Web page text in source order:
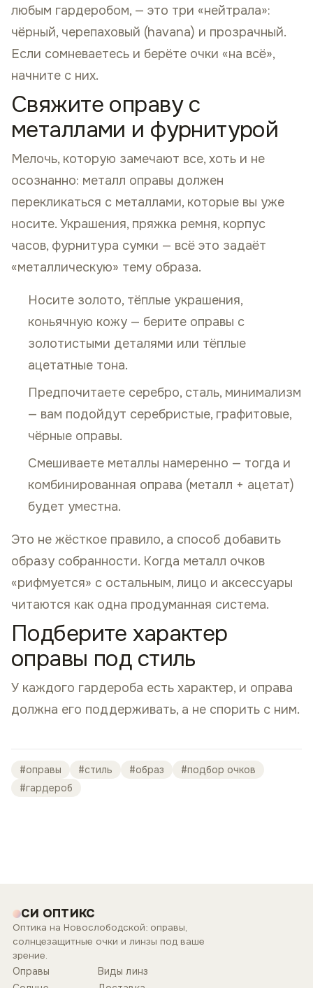
любым гардеробом, — это три «нейтрала»:
чёрный, черепаховый (havana) и прозрачный.
Если сомневаетесь и берёте очки «на всё»,
начните с них.
Свяжите оправу с
металлами и фурнитурой
Мелочь, которую замечают все, хоть и не
осознанно: металл оправы должен
перекликаться с металлами, которые вы уже
носите. Украшения, пряжка ремня, корпус
часов, фурнитура сумки — всё это задаёт
«металлическую» тему образа.
Носите золото, тёплые украшения,
коньячную кожу — берите оправы с
золотистыми деталями или тёплые
ацетатные тона.
Предпочитаете серебро, сталь, минимализм
— вам подойдут серебристые, графитовые,
чёрные оправы.
Смешиваете металлы намеренно — тогда и
комбинированная оправа (металл + ацетат)
будет уместна.
Это не жёсткое правило, а способ добавить
образу собранности. Когда металл очков
«рифмуется» с остальным, лицо и аксессуары
читаются как одна продуманная система.
Подберите характер
оправы под стиль
У каждого гардероба есть характер, и оправа
должна его поддерживать, а не спорить с ним.
#оправы #стиль #образ #подбор очков
#гардероб
СИ ОПТИКС
Оптика на Новослободской: оправы,
солнцезащитные очки и линзы под ваше
зрение.
Оправы
Виды линз